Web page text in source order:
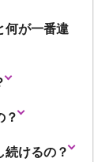
何が一番違
？
続けるの？